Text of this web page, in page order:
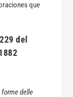
que
del
delle